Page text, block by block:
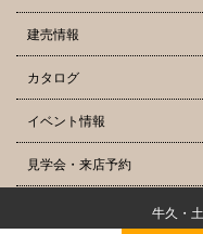
建売情報
カタログ
イベント情報
見学会・来店予約
牛久・